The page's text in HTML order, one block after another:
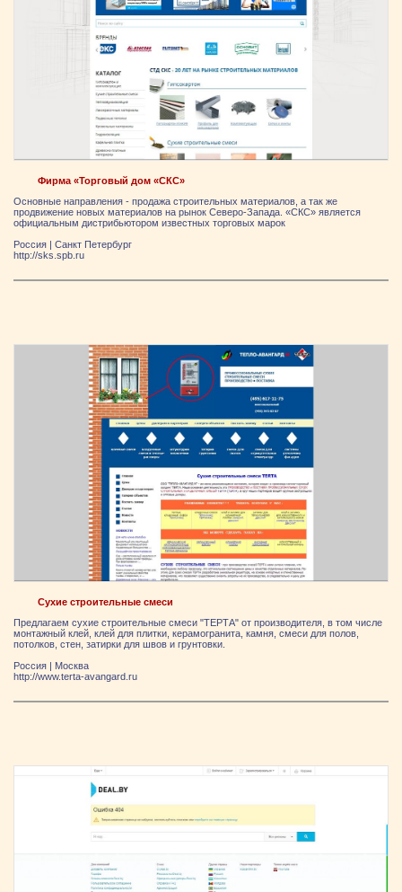
Фирма «Торговый дом «СКС»
Основные направления - продажа строительных материалов, а так же
продвижение новых материалов на рынок Северо-Запада. «СКС» является
официальным дистрибьютором известных торговых марок
Россия
Санкт Петербург
http://sks.spb.ru
Сухие строительные смеси
Предлагаем сухие строительные смеси "ТЕРТА" от производителя, в том числе
монтажный клей, клей для плитки, керамогранита, камня, смеси для полов,
потолков, стен, затирки для швов и грунтовки.
Россия | Москва
http://www.terta-avangard.ru